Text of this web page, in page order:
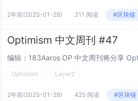
2年前(2025-01-28) 311 阅读 #区块链
Optimism 中文周刊 #47
Optimism Layer2
2年前(2025-01-28) 425 阅读 #区块链